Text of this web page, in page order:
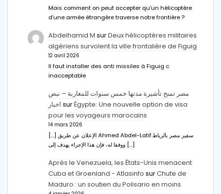
Mais comment on peut accepter qu’un hélicoptère
d’une armée étrangère traverse notre frontière ?
Abdelhamid M surDeux hélicoptères militaires
algériens survolent la ville frontalière de Figuig
12 avril 2026
Il faut installer des anti missiles à Figuig c
inacceptable
مصر تمنح تأشيرة مدتها خمس سنوات للمغاربة – نبض
اخبار surÉgypte: Une nouvelle option de visa
pour les voyageurs marocains
14 mars 2026
[…] الإعلان عن طريق Ahmed Abdel-Latifسفير مصر بالرباط.
ووفقا له، فإن هذا الإجراء يهدف إلى […]
Après le Venezuela, les États-Unis menacent
Cuba et Groenland - Atlasinfo surChute de
Maduro : un soutien du Polisario en moins